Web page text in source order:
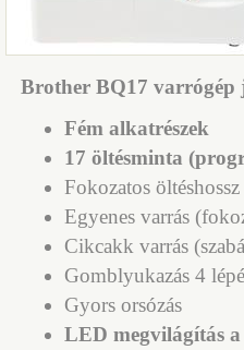
Brother BQ17 varrógép
Fém alkatrészek
17 öltésminta
Fokozatos
Egyenes varrás
Cikcakk varrás
Gomblyukazás 4
Gyors orsózás
LED megvilágítás